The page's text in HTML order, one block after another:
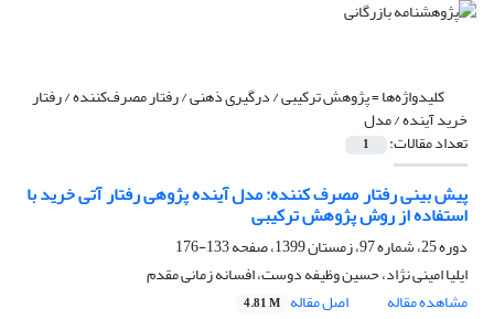
کلیدواژه‌ها =پژوهش ترکیبی / درگیری ذهنی / رفتار مصرف‌کننده / رفتار
خرید آینده / مدل
تعداد مقالات: 1
پیش بینی رفتار مصرف کننده: مدل آینده پژوهی رفتار آتی خرید با
استفاده از روش پژوهش ترکیبی
دوره 25، شماره 97، زمستان 1399، صفحه
133-176
ایلیا امینی نژاد، حسین وظیفه دوست، افسانه زمانی مقدم
مشاهده مقاله
اصل مقاله 4.81 M